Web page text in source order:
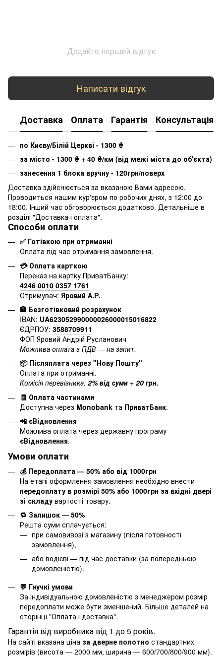
Додайте перший відгук
Написати відгук
Доставка Оплата Гарантія Консультація
по Києву/Білій Церкві - 1300 ₴
за місто - 1300 ₴ + 40 ₴/км (від межі міста до об'єкта)
занесення 1 блока вручну - 120грн/поверх
Доставка здійснюється за вказаною Вами адресою.
Проводиться нашим кур'єром по робочих днях, з 12:00 до
18:00. Інший час обговорюється додатково. Детальніше в
розділі "Доставка і оплата".
Способи оплати
✅ Готівкою при отриманні
Оплата під час отримання замовлення.
💳 Оплата карткою
Переказ на картку ПриватБанку:
4246 0010 0357 1761
Отримувач: Яровий А.Р.
🏦 Безготівковий розрахунок
IBAN: UA623052990000026000015016822
ЄДРПОУ: 3588709911
ФОП Яровий Андрій Русланович
Можлива оплата з ПДВ — на запит.
📦 Післяплата через "Нову Пошту"
Оплата при отриманні.
Комісія перевізника: 2% від суми + 20 грн.
🧾 Оплата частинами
Доступна через Monobank та ПриватБанк.
📲 єВідновлення
Можлива оплата через державну програму
єВідновлення.
Умови оплати
💰 Передоплата — 50% або від 1000грн
На етапі оформлення замовлення необхідно внести
передоплату в розмірі 50% або 1000грн за вхідні двері
зі складу вартості товару.
🔁 Залишок — 50%
Решта суми сплачується:
при самовивозі з магазину (після готовності
замовлення),
або водієві — під час доставки (за попередньою
домовленістю).
💬 Гнучкі умови
За індивідуальною домовленістю з менеджером розмір
передоплати може бути зменшений. Більше деталей на
сторінці "Оплата і доставка".
Гарантія від виробника від 1 до 5 років.
На сайті вказана ціна за дверне полотно стандартних
розмірів (висота — 2000 мм, ширина — 600/700/800/900 мм).